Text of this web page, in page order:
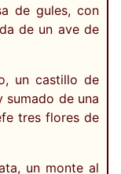
de gules, con
de un ave de
un castillo de
sumado de una
tres flores de
un monte al